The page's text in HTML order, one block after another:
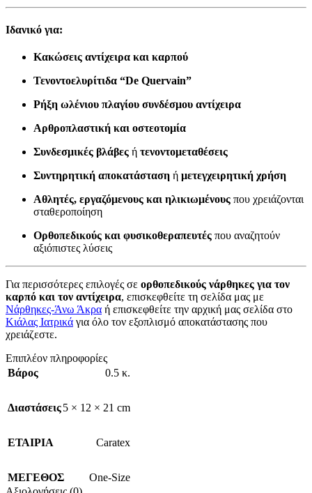
Ιδανικό για:
Κακώσεις αντίχειρα και καρπού
Τενοντοελυρίτιδα “De Quervain”
Ρήξη ωλένιου πλαγίου συνδέσμου αντίχειρα
Αρθροπλαστική και οστεοτομία
Συνδεσμικές βλάβες ή τενοντομεταθέσεις
Συντηρητική αποκατάσταση ή μετεγχειρητική χρήση
Αθλητές, εργαζόμενους και ηλικιωμένους που χρειάζονται
σταθεροποίηση
Ορθοπεδικούς και φυσικοθεραπευτές που αναζητούν
αξιόπιστες λύσεις
Για περισσότερες επιλογές σε ορθοπεδικούς νάρθηκες για τον
καρπό και τον αντίχειρα, επισκεφθείτε τη σελίδα μας με
Νάρθηκες-Άνω Άκρα ή επισκεφθείτε την αρχική μας σελίδα στο
Κιάλας Ιατρικά για όλο τον εξοπλισμό αποκατάστασης που
χρειάζεστε.
Επιπλέον πληροφορίες
Βάρος
0.5 κ.
Διαστάσεις5 × 12 × 21 cm
ΕΤΑΙΡΙΑ Caratex
ΜΕΓΕΘΟΣ
One-Size